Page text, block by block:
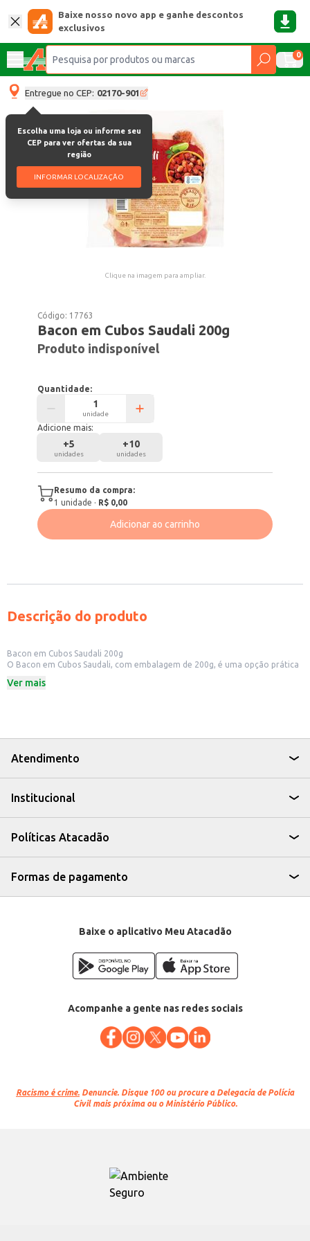
Baixe nosso novo app e ganhe descontos
exclusivos
0
Entregue no CEP: 02170-901
Escolha uma loja ou informe seu
CEP para ver ofertas da sua
região
INFORMAR LOCALIZAÇÃO
Clique na imagem para ampliar.
Código: 17763
Bacon em Cubos Saudali 200g
Produto indisponível
Quantidade:
unidade
Adicione mais:
+5
unidades
+10
unidades
Resumo da compra:
1 unidade · R$ 0,00
Adicionar ao carrinho
Descrição do produto
Bacon em Cubos Saudali 200g
O Bacon em Cubos Saudali, com embalagem de 200g, é uma opção prática
praticidade no preparo de pratos saborosos, o bacon em cubos já vem
Perfeito para pizzas caseiras e lanches.
Ideal para estabelecimentos comerciais como restaurantes e lanchonetes.
Com o Bacon em Cubos Saudali, você tem a praticidade de um produto de
Ver mais
Atendimento
Institucional
Políticas Atacadão
Formas de pagamento
Baixe o aplicativo Meu Atacadão
Acompanhe a gente nas redes sociais
Racismo é crime. Denuncie. Disque 100 ou procure a Delegacia de Polícia
Civil mais próxima ou o Ministério Público.